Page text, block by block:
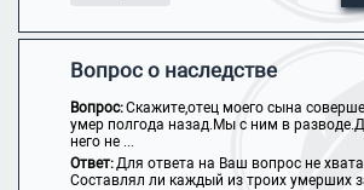
Вопрос о наследстве
Вопрос:Скажите,отец моего сына
умер полгода назад.Мы с ним в
него не ...
Ответ:Для ответа на Ваш вопрос не
Составлял ли каждый из троих умерших